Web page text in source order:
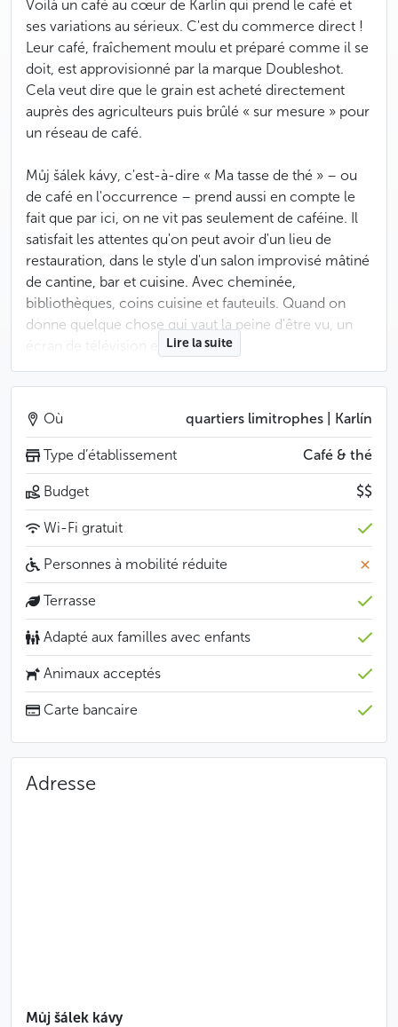
Voilà un café au cœur de Karlín qui prend le café et
ses variations au sérieux. C'est du commerce direct !
Leur café, fraîchement moulu et préparé comme il se
doit, est approvisionné par la marque Doubleshot.
Cela veut dire que le grain est acheté directement
auprès des agriculteurs puis brûlé « sur mesure » pour
un réseau de café.
Můj šálek kávy, c'est-à-dire « Ma tasse de thé » – ou
de café en l'occurrence – prend aussi en compte le
fait que par ici, on ne vit pas seulement de caféine. Il
satisfait les attentes qu'on peut avoir d'un lieu de
restauration, dans le style d'un salon improvisé mâtiné
de cantine, bar et cuisine. Avec cheminée,
bibliothèques, coins cuisine et fauteuils. Quand on
donne quelque chose qui vaut la peine d'être vu, un
écran de télévision est installé.
Les adeptes du café prétendent que cet établissement
n'a qu'un seul défaut : si vous ne réservez pas votre
place, vous aurez vraiment de la veine si vous arrivez
à vous asseoir.
Lire la suite
Où quartiers limitrophes | Karlín
Type d’établissement Café & thé
Budget $$
Wi-Fi gratuit
Personnes à mobilité réduite
Terrasse
Adapté aux familles avec enfants
Animaux acceptés
Carte bancaire
Adresse
Můj šálek kávy